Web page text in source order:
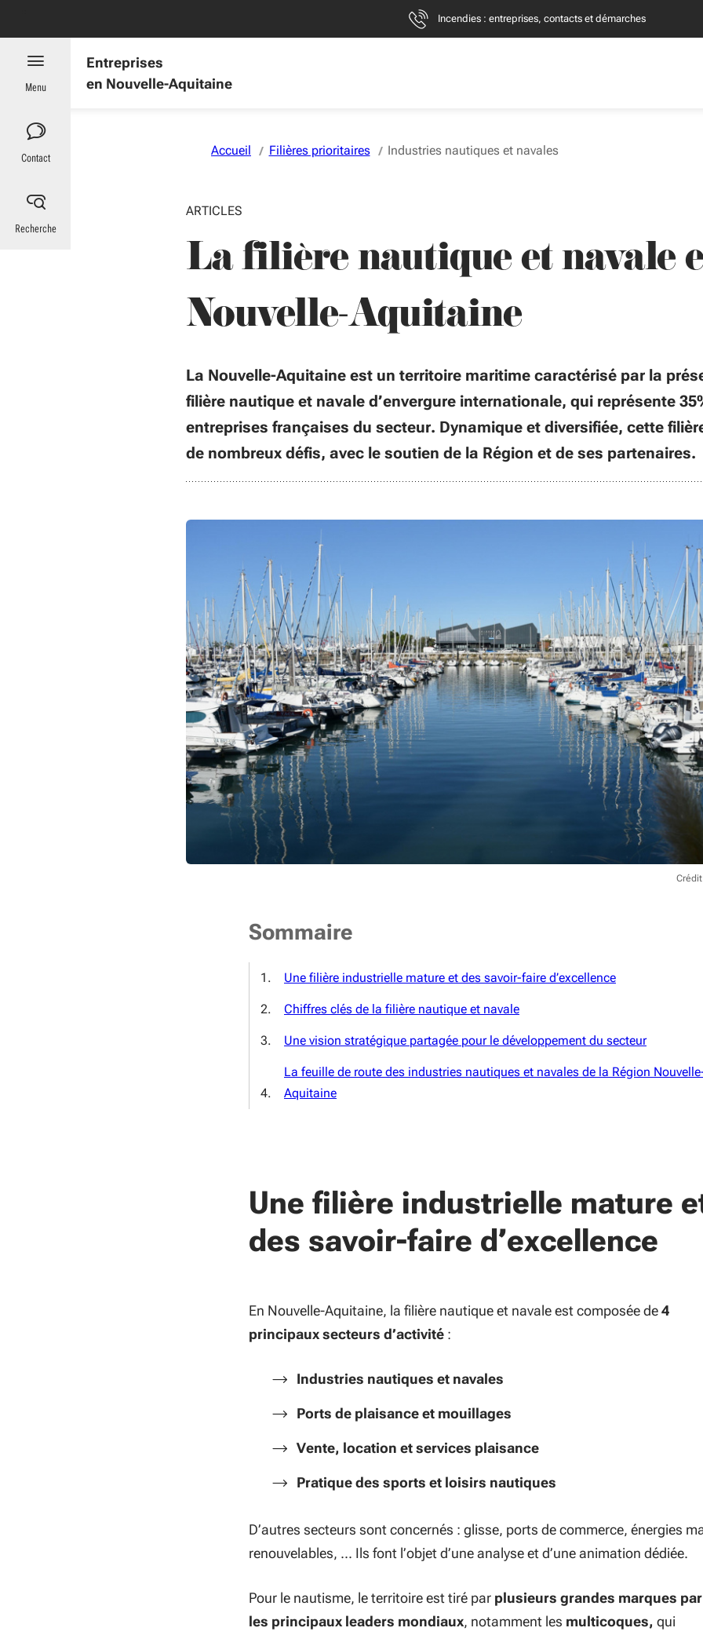
Incendies : entreprises, contacts et démarches
Entreprises
en Nouvelle-Aquitaine
Menu
Contact
Recherche
Accueil Filières prioritaires Industries nautiques et navales
ARTICLES
La filière nautique et navale
Nouvelle-Aquitaine
La Nouvelle-Aquitaine est un territoire maritime caractérisé par la
filière nautique et navale d’envergure internationale, qui représente
entreprises françaises du secteur. Dynamique et diversifiée, cette
de nombreux défis, avec le soutien de la Région et de ses partenaires.
Sommaire
Une filière industrielle mature et des savoir-faire d’excellence
Chiffres clés de la filière nautique et navale
Une vision stratégique partagée pour le développement du secteur
La feuille de route des industries nautiques et navales de la Région
Aquitaine
Une filière industrielle mature
des savoir-faire d’excellence
En Nouvelle-Aquitaine, la filière nautique et navale est composée de4
principaux secteurs d’activité :
Industries nautiques et navales
Ports de plaisance et mouillages
Vente, location et services plaisance
Pratique des sports et loisirs nautiques
D’autres secteurs sont concernés : glisse, ports de commerce, énergies
renouvelables, ... Ils font l’objet d’une analyse et d’une animation dédiée.
Pour le nautisme, le territoire est tiré par plusieurs grandes marques
les principaux leaders mondiaux, notamment les multicoques, qui